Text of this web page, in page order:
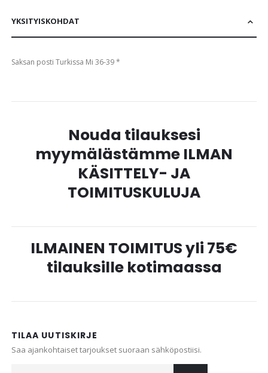
YKSITYISKOHDAT
Saksan posti Turkissa Mi 36-39 *
Nouda tilauksesi
myymälästämme ILMAN
KÄSITTELY- JA
TOIMITUSKULUJA
ILMAINEN TOIMITUS yli 75€
tilauksille kotimaassa
TILAA UUTISKIRJE
Saa ajankohtaiset tarjoukset suoraan sähköpostiisi.